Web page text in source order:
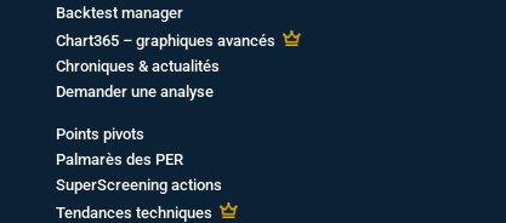
Backtest manager
Chart365 – graphiques avancés
Chroniques & actualités
Demander une analyse
Points pivots
Palmarès des PER
SuperScreening actions
Tendances techniques